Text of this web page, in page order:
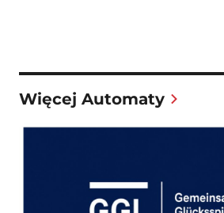
Więcej Automaty